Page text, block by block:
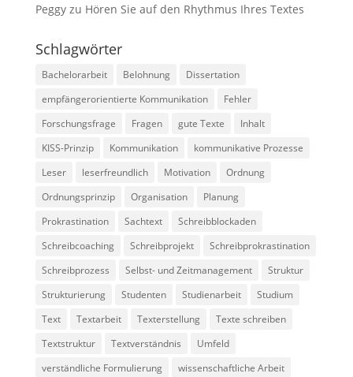
Peggyzu Hören Sie auf den Rhythmus Ihres Textes
Schlagwörter
Bachelorarbeit Belohnung
Dissertation
empfängerorientierte Kommunikation
Fehler
Forschungsfrage
Fragen gute Texte
Inhalt
KISS-Prinzip
Kommunikation
kommunikative Prozesse
Leser
leserfreundlich Motivation
Ordnung
Ordnungsprinzip
Organisation
Planung
Prokrastination
Sachtext
Schreibblockaden
Schreibcoaching
Schreibprojekt
Schreibprokrastination
Schreibprozess
Selbst- und Zeitmanagement
Struktur
Strukturierung
Studenten Studienarbeit
Studium
Text
Textarbeit Texterstellung
Texte schreiben
Textstruktur
Textverständnis
Umfeld
verständliche Formulierung
wissenschaftliche Arbeit